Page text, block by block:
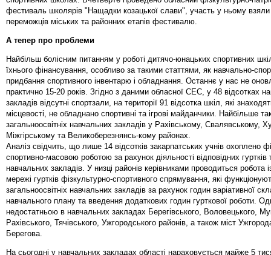
фестиваль школярів "Нащадки козацької слави", участь у ньому
переможців міських та районних етапів фестивалю.
А тепер про проблеми
Найбільш болісним питанням у роботі дитячо-юнацьких спортивних
їхнього фінансування, особливо за такими статтями, як навчально-
придбання спортивного інвентарю і обладнання. Останнє у нас не
практично 15-20 років. Згідно з даними обласної СЕС, у 48 відсотках
закладів відсутні спортзали, на території 91 відсотка шкіл, які
місцевості, не обладнано спортивні та ігрові майданчики. Найбільше
загальноосвітніх навчальних закладів у Рахівському, Свалявському,
Міжгірському та Великоберезнянсь-кому районах.
Аналіз свідчить, що лише 14 відсотків закарпатських учнів охоплено
спортивно-масовою роботою за рахунок діяльності відповідних гуртків
навчальних закладів. У низці районів керівниками проводиться робота
мережі гуртків фізкультурно-спортивного спрямування, які
загальноосвітніх навчальних закладів за рахунок годин варіативної
навчального плану та введення додаткових годин гурткової роботи.
недостатньою в навчальних закладах Берегівського, Воловецького,
Рахівського, Тячівського, Ужгородського районів, а також міст
Берегова.
На сьогодні у навчальних закладах області нараховується майже 5